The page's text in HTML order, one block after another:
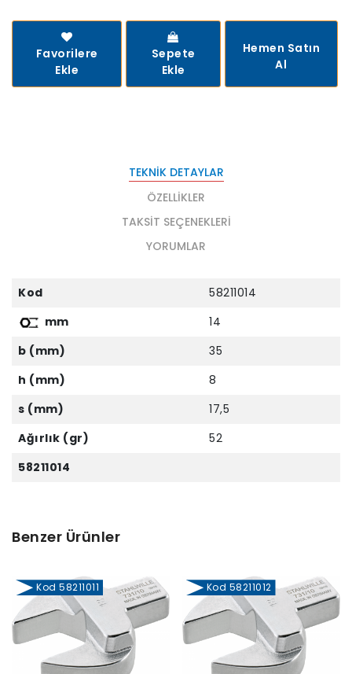
Favorilere
Ekle
Sepete
Ekle
Hemen Satın
Al
TEKNIK DETAYLAR
ÖZELLIKLER
TAKSIT SEÇENEKLERI
YORUMLAR
Kod
58211014
mm
14
b (mm)
35
h (mm)
8
s (mm)
17,5
Ağırlık (gr)
52
58211014
Benzer Ürünler
Kod 58211011 Kod 58211012